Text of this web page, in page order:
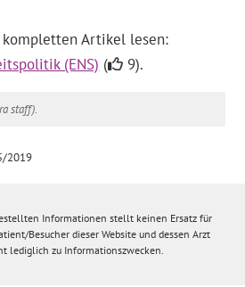
Artikel lesen:
(ENS) ( 9).
staff).
2019
Informationen stellt keinen Ersatz für
Besucher dieser Website und dessen Arzt
lediglich zu Informationszwecken.